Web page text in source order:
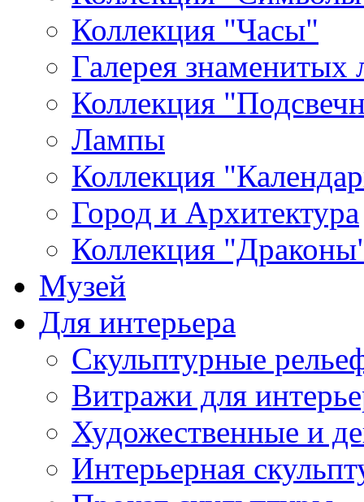
Коллекция "Часы"
Галерея знаменитых
Коллекция
Лампы
Коллекция
Город и Архитектура
Коллекция
Музей
Для интерьера
Скульптурные
Витражи для
Художественные и
Интерьерная